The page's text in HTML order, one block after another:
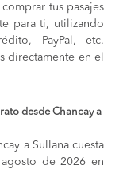
tus pasajes
para ti, utilizando
PayPal, etc.
directamente en el
desde Chancay a
a Sullana cuesta
de 2026 en